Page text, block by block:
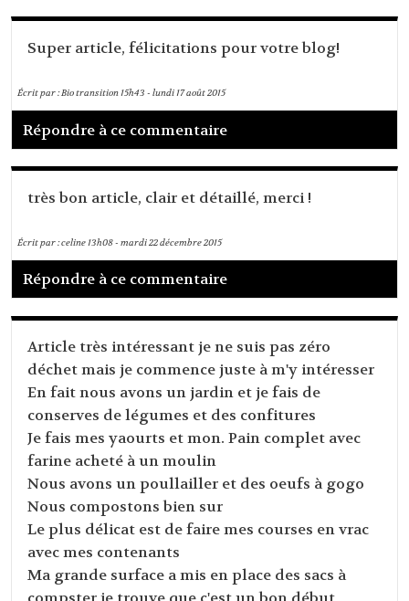
Super article, félicitations pour votre blog!
Écrit par :Bio transition15h43 -lundi 17août 2015
Répondre à ce commentaire
très bon article, clair et détaillé, merci !
Écrit par :celine13h08-mardi 22décembre 2015
Répondre à ce commentaire
Article très intéressant je ne suis pas zéro
déchet mais je commence juste à m'y intéresser
En fait nous avons un jardin et je fais de
conserves de légumes et des confitures
Je fais mes yaourts et mon. Pain complet avec
farine acheté à un moulin
Nous avons un poullailler et des oeufs à gogo
Nous compostons bien sur
Le plus délicat est de faire mes courses en vrac
avec mes contenants
Ma grande surface a mis en place des sacs à